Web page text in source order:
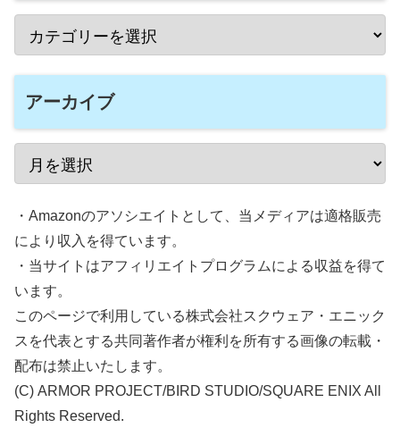
アーカイブ
・Amazonのアソシエイトとして、当メディアは適格販売
により収入を得ています。
・当サイトはアフィリエイトプログラムによる収益を得て
います。
このページで利用している株式会社スクウェア・エニック
スを代表とする共同著作者が権利を所有する画像の転載・
配布は禁止いたします。
(C) ARMOR PROJECT/BIRD STUDIO/SQUARE ENIX All
Rights Reserved.